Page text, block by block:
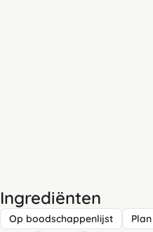
Ingrediënten
Op boodschappenlijst